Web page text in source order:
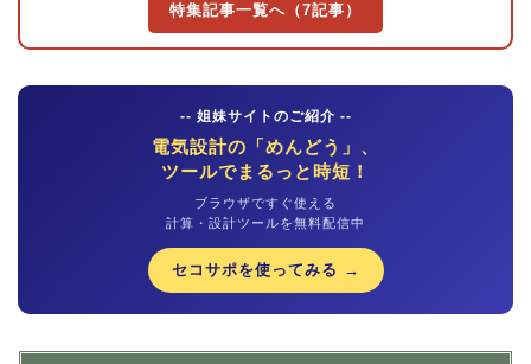
特集記事一覧へ（7記事）
-- 姐妹サイトのご紹介 --
電気設計の「めんどう」、
ツールでまるっと時短！
ブラウザですぐ使える
計算・設計ツールを無料配信中
セコサポを使ってみる →